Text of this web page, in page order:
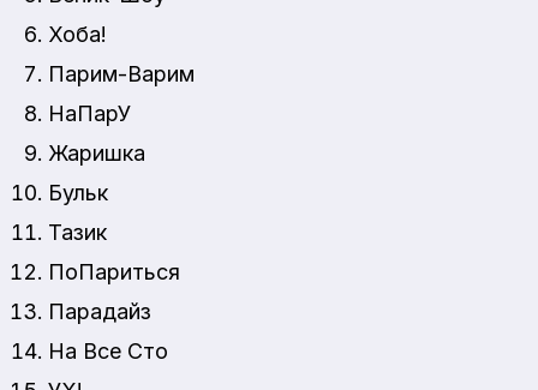
Хоба!
Парим-Варим
НаПарУ
Жаришка
Бульк
Тазик
ПоПариться
Парадайз
На Все Сто